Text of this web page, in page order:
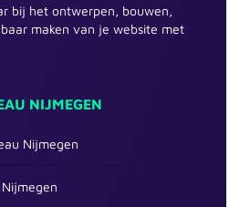
bij het ontwerpen, bouwen,
maken van je website met
NIJMEGEN
Nijmegen